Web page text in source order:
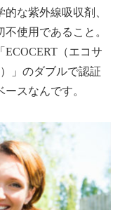
な紫外線吸収剤、
使用であること。
（エコサ
」のダブルで認証
スなんです。